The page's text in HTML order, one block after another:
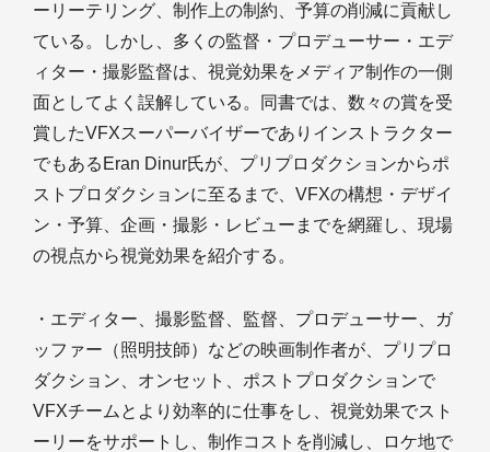
ーリーテリング、制作上の制約、予算の削減に貢献し
ている。しかし、多くの監督・プロデューサー・エデ
ィター・撮影監督は、視覚効果をメディア制作の一側
面としてよく誤解している。同書では、数々の賞を受
賞したVFXスーパーバイザーでありインストラクター
でもあるEran Dinur氏が、プリプロダクションからポ
ストプロダクションに至るまで、VFXの構想・デザイ
ン・予算、企画・撮影・レビューまでを網羅し、現場
の視点から視覚効果を紹介する。
・エディター、撮影監督、監督、プロデューサー、ガ
ッファー（照明技師）などの映画制作者が、プリプロ
ダクション、オンセット、ポストプロダクションで
VFXチームとより効率的に仕事をし、視覚効果でスト
ーリーをサポートし、制作コストを削減し、ロケ地で